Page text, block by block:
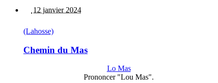
12 janvier 2024
(Lahosse)
Chemin du Mas
Lo Mas
Prononcer "Lou Mas".